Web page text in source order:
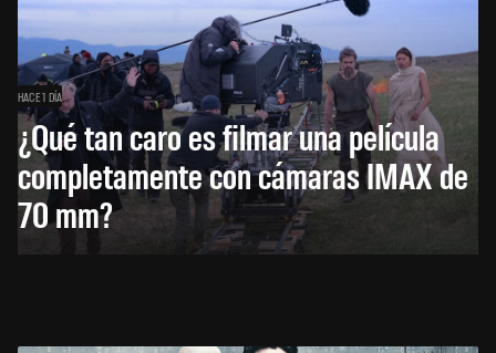
HACE 1 DÍA
¿Qué tan caro es filmar una película
completamente con cámaras IMAX de
70 mm?